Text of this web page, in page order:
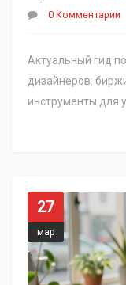
0 Комментарии
Актуальный гид
дизайнеров:
инструменты для
27
мар